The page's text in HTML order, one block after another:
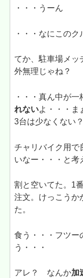
・・・うーん
・・・なにこのク
てか、駐車場メ
外無理じゃね？
・・・真ん中が
れないよ・・・ま
3台は少なくない？
チャリバイク用で
いなー・・・と考
割と空いてた。1
注文。けっこうか
た。
食う・・・フツー
う・・・
アレ？ なんか加